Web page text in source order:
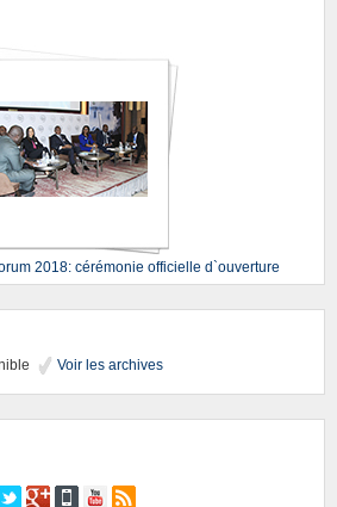
2018: cérémonie officielle d`ouverture
Voir les archives